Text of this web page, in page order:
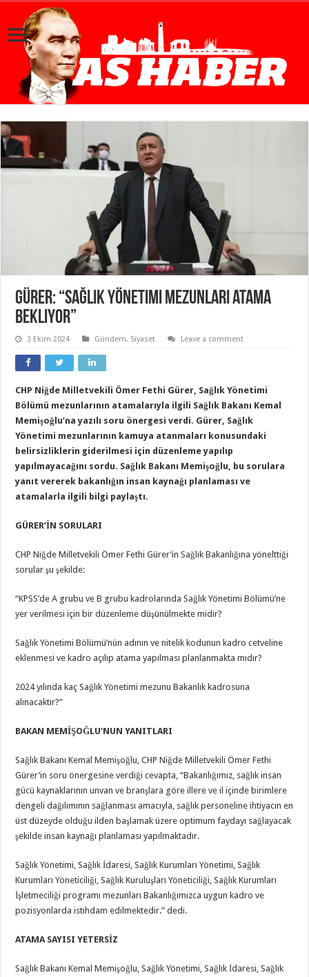
Gürer: “Sağlık yönetimi mezunları atama
bekliyor”
3 Ekim 2024 Gündem, Siyaset Leave a comment
CHP Niğde Milletvekili Ömer Fethi Gürer, Sağlık Yönetimi
Bölümü mezunlarının atamalarıyla ilgili Sağlık Bakanı Kemal
Memişoğlu’na yazılı soru önergesi verdi. Gürer, Sağlık
Yönetimi mezunlarının kamuya atanmaları konusundaki
belirsizliklerin giderilmesi için düzenleme yapılıp
yapılmayacağını sordu. Sağlık Bakanı Memişoğlu, bu sorulara
yanıt vererek bakanlığın insan kaynağı planlaması ve
atamalarla ilgili bilgi paylaştı.
GÜRER’İN SORULARI
CHP Niğde Milletvekili Ömer Fethi Gürer’in Sağlık Bakanlığına yönelttiği
sorular şu şekilde:
“KPSS’de A grubu ve B grubu kadrolarında Sağlık Yönetimi Bölümü’ne
yer verilmesi için bir düzenleme düşünülmekte midir?
Sağlık Yönetimi Bölümü’nün adının ve nitelik kodunun kadro cetveline
eklenmesi ve kadro açılıp atama yapılması planlanmakta mıdır?
2024 yılında kaç Sağlık Yönetimi mezunu Bakanlık kadrosuna
alınacaktır?”
BAKAN MEMİŞOĞLU’NUN YANITLARI
Sağlık Bakanı Kemal Memişoğlu, CHP Niğde Milletvekili Ömer Fethi
Gürer’in soru önergesine verdiği cevapta, “Bakanlığımız, sağlık insan
gücü kaynaklarının unvan ve branşlara göre illere ve il içinde birimlere
dengeli dağılımının sağlanması amacıyla, sağlık personeline ihtiyacın en
üst düzeyde olduğu ilden başlamak üzere optimum faydayı sağlayacak
şekilde insan kaynağı planlaması yapılmaktadır.
Sağlık Yönetimi, Sağlık İdaresi, Sağlık Kurumları Yönetimi, Sağlık
Kurumları Yöneticiliği, Sağlık Kuruluşları Yöneticiliği, Sağlık Kurumları
İşletmeciliği programı mezunları Bakanlığımızca uygun kadro ve
pozisyonlarda istihdam edilmektedir.” dedi.
ATAMA SAYISI YETERSİZ
Sağlık Bakanı Kemal Memişoğlu, Sağlık Yönetimi, Sağlık İdaresi, Sağlık